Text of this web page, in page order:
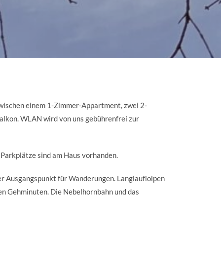
einem 1-Zimmer-Appartment, zwei 2-
WLAN wird von uns gebührenfrei zur
sind am Haus vorhanden.
Ausgangspunkt für Wanderungen. Langlaufloipen
Gehminuten. Die Nebelhornbahn und das